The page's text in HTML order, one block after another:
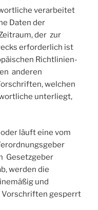
verarbeitet
Daten der
der zur
erforderlich ist
Richtlinien-
anderen
welchen
unterliegt,
läuft eine vom
Gesetzgeber
werden die
und
gesperrt